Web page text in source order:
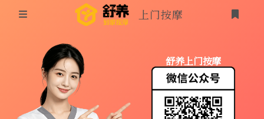
同城按摩
上门按摩
上门按摩
登录
舒养上门按摩